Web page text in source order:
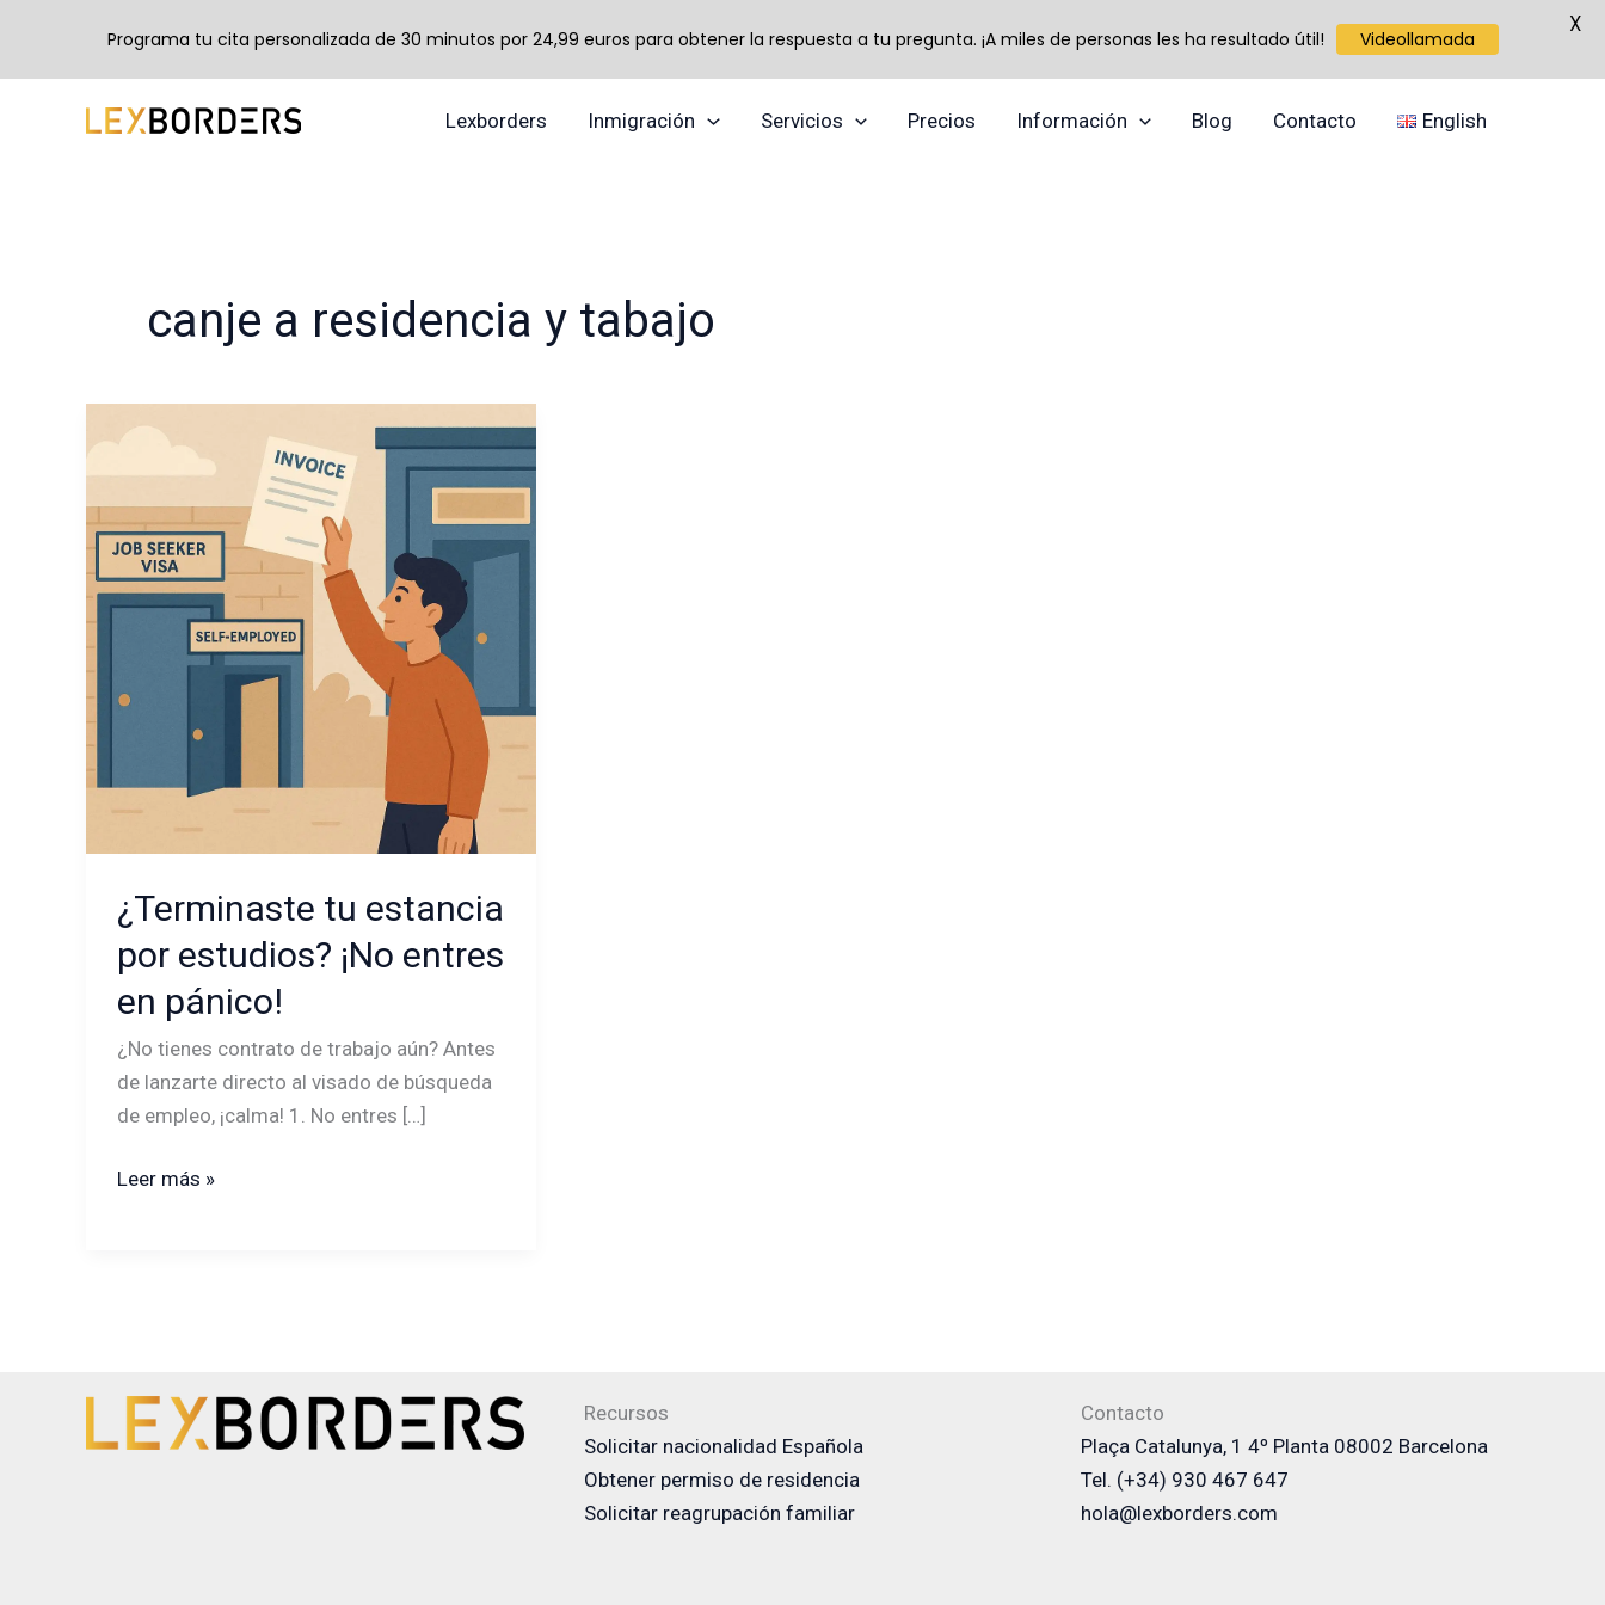
Lexborders Inmigración Servicios Precios Información Blog Contacto English
canje a residencia y tabajo
¿Terminaste tu estancia
por estudios? ¡No entres
en pánico!
¿No tienes contrato de trabajo aún? Antes
de lanzarte directo al visado de búsqueda
de empleo, ¡calma! 1. No entres […]
por
estudios?
¡No
pánico!
Leer más »
Recursos
Solicitar nacionalidad Española
Obtener permiso de residencia
Solicitar reagrupación familiar
Contacto
Plaça Catalunya, 1 4º Planta 08002 Barcelona
Tel. (+34) 930 467 647
hola@lexborders.com
Programa tu cita personalizada de 30 minutos por 24,99 euros para obtener la respuesta a tu pregunta. ¡A miles de personas les ha resultado útil! Videollamada
X